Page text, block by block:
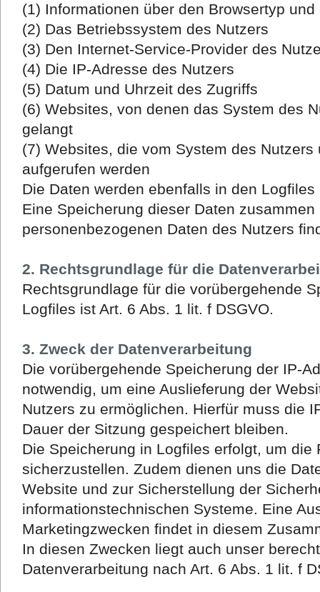
(1) Informationen über den Browsertyp
(2) Das Betriebssystem des Nutzers
(3) Den Internet-Service-Provider des
(4) Die IP-Adresse des Nutzers
(5) Datum und Uhrzeit des Zugriffs
(6) Websites, von denen das System des
gelangt
(7) Websites, die vom System des Nutzers
aufgerufen werden
Die Daten werden ebenfalls in den
Eine Speicherung dieser Daten zusammen
personenbezogenen Daten des Nutzers
2. Rechtsgrundlage für die
Rechtsgrundlage für die vorübergehende
Logfiles ist Art. 6 Abs. 1 lit. f DSGVO.
3. Zweck der Datenverarbeitung
Die vorübergehende Speicherung der IP-
notwendig, um eine Auslieferung der
Nutzers zu ermöglichen. Hierfür muss die
Dauer der Sitzung gespeichert bleiben.
Die Speicherung in Logfiles erfolgt, um
sicherzustellen. Zudem dienen uns die
Website und zur Sicherstellung der
informationstechnischen Systeme. Eine
Marketingzwecken findet in diesem
In diesen Zwecken liegt auch unser
Datenverarbeitung nach Art. 6 Abs. 1 lit. f